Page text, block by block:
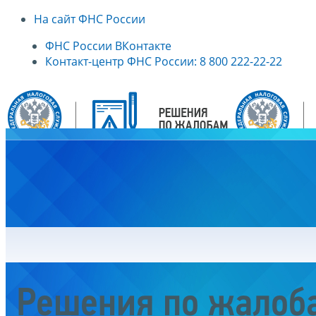
На сайт ФНС России
ФНС России ВКонтакте
Контакт-центр ФНС России: 8 800 222-22-22
Решения по